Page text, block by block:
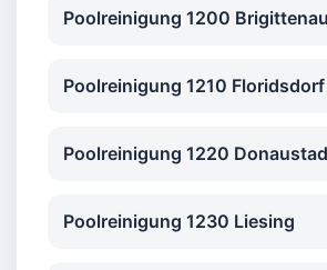
Poolreinigung 1200 Brigittenau
Poolreinigung 1210 Floridsdorf
Poolreinigung 1220
Poolreinigung 1230 Liesing